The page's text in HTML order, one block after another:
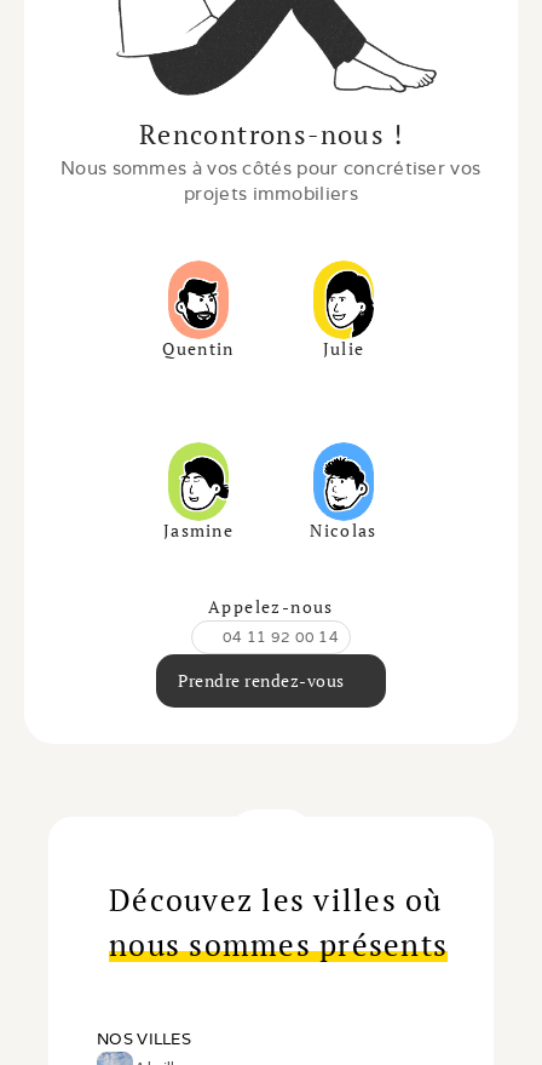
Rencontrons-nous !
Nous sommes à vos côtés pour concrétiser vos
projets immobiliers
Quentin Julie
Jasmine Nicolas
Appelez-nous
04 11 92 00 14
Prendre rendez-vous
Découvez les villes où
nous sommes présents
NOS VILLES